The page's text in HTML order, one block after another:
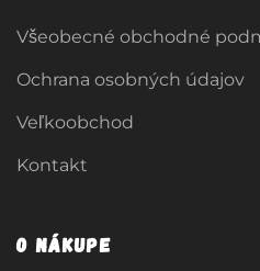
Všeobecné obchodné
Ochrana osobných údajov
Veľkoobchod
Kontakt
O nákupe